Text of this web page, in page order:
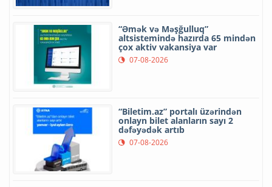
“Əmək və Məşğulluq”
altsistemində hazırda 65 mindən
çox aktiv vakansiya var
07-08-2026
“Biletim.az” portalı üzərindən
onlayn bilet alanların sayı 2
dəfəyədək artıb
07-08-2026